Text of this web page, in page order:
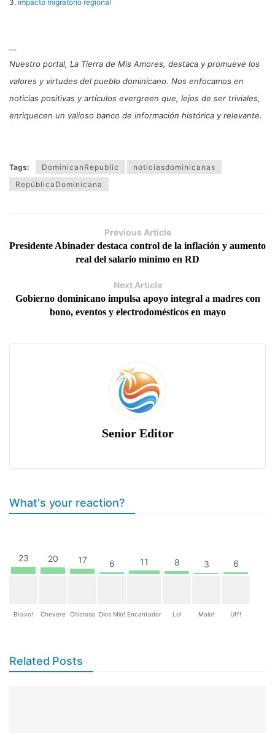
3. impacto migratorio regional
Nuestro portal, La Tierra de Mis Amores, destaca y promueve los
valores y virtudes del pueblo dominicano. Nos enfocamos en
noticias positivas y artículos evergreen que, lejos de ser triviales,
enriquecen un valioso banco de información histórica y relevante.
Tags: DominicanRepublic
noticiasdominicanas
RepúblicaDominicana
Previous Article
Presidente Abinader destaca control de la inflación y aumento
real del salario mínimo en RD
Next Article
Gobierno dominicano impulsa apoyo integral a madres con
bono, eventos y electrodomésticos en mayo
Senior Editor
What's your reaction?
23
Bravo!
20
Chevere
17
Chistoso
6
Dios Mio!
11
Encantador
8
Lol
3
Malo!
6
Uff!
Related Posts